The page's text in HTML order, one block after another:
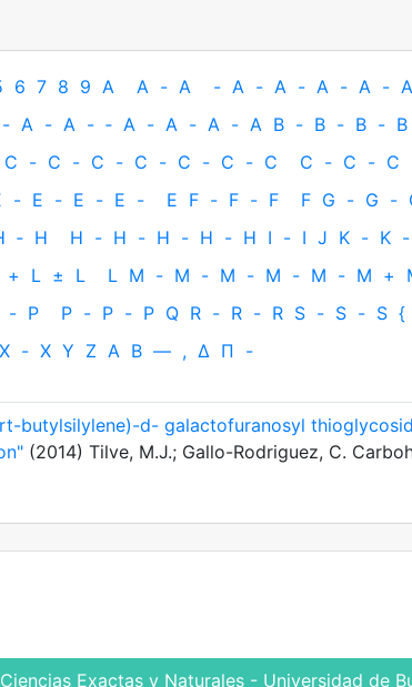
6 7 8 9 A A - A - A - A - A - A - A
- A - A - ‐ A - A - A - A B - B - B - B
C - C - C - C - C - C - C C - C - C
- E - E - E - E F - F - F F G - G -
‐ H H - H - H - H - H I - I J K - K -
+ L ± L L M - M - M - M - M - M +
- P P - P - P Q R - R - R S - S - S {
X - X Y Z Α Β — , Δ Π -
butylsilylene)-d- galactofuranosyl
(2014) Tilve, M.J.; Gallo-Rodriguez, C.
Exactas y Naturales - Universidad de